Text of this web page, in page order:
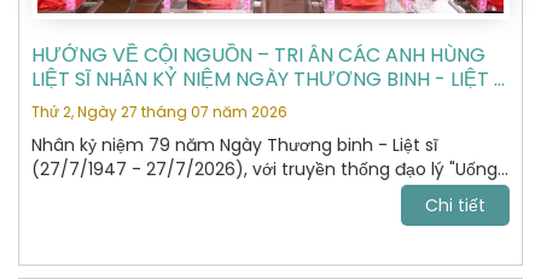
HƯỚNG VỀ CỘI NGUỒN – TRI ÂN CÁC ANH HÙNG
LIỆT SĨ NHÂN KỶ NIỆM NGÀY THƯƠNG BINH - LIỆT SĨ
27/7
Thứ 2, Ngày 27 tháng 07 năm 2026
Nhân kỷ niệm 79 năm Ngày Thương binh - Liệt sĩ
(27/7/1947 - 27/7/2026), với truyền thống đạo lý "Uống
nước nhớ nguồn", "Đền ơn đáp nghĩa", Hiệp hội Du lịch Hà
Nội đã tổ chức hành trình dâng hương, tưởng niệm các
tỉnh Tuyên Quang – nơi yên nghỉ của gần 2.000 Anh
Chi tiết